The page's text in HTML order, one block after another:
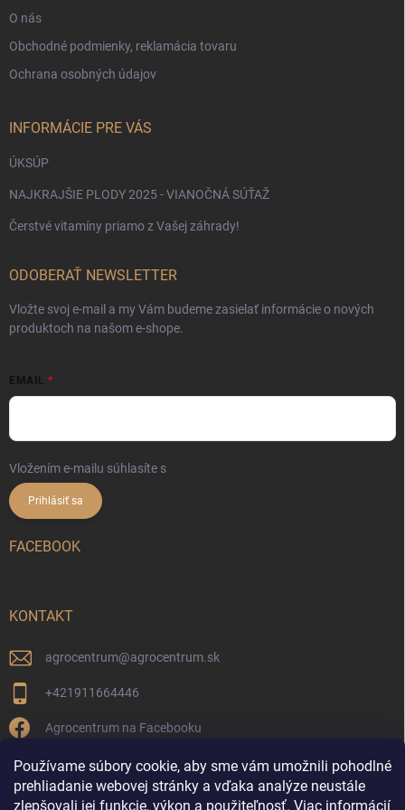
Používame súbory cookie, aby sme vám umožnili pohodlné
prehliadanie webovej stránky a vďaka analýze neustále
zlepšovali jej funkcie, výkon a použiteľnosť. Viac informácií
O nás
Obchodné podmienky, reklamácia tovaru
Ochrana osobných údajov
INFORMÁCIE PRE VÁS
ÚKSÚP
NAJKRAJŠIE PLODY 2025 - VIANOČNÁ SÚŤAŽ
Čerstvé vitamíny priamo z Vašej záhrady!
ODOBERAŤ NEWSLETTER
Vložte svoj e-mail a my Vám budeme zasielať informácie o nových
produktoch na našom e-shope.
EMAIL
Vložením e-mailu súhlasíte s
Prihlásiť sa
FACEBOOK
KONTAKT
agrocentrum@agrocentrum.sk
+421911664446
Agrocentrum na Facebooku
agrocentrum_topolniky/